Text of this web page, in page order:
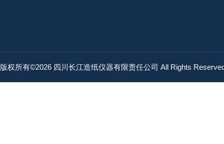
版权所有©2026 四川长江造纸仪器有限责任公司 All Rights